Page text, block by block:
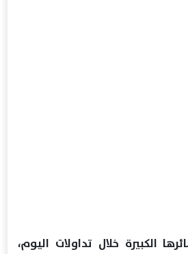
الكبيرة خلال تداولات اليوم،